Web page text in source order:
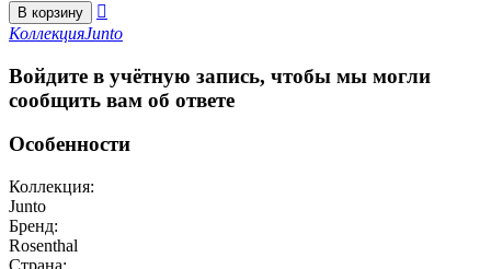
В корзину

КоллекцияJunto
Войдите в учётную запись, чтобы мы могли
сообщить вам об ответе
Особенности
Коллекция:
Junto
Бренд:
Rosenthal
Страна: